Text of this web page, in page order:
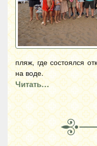
пляж, где состоялся
на воде.
Читать…